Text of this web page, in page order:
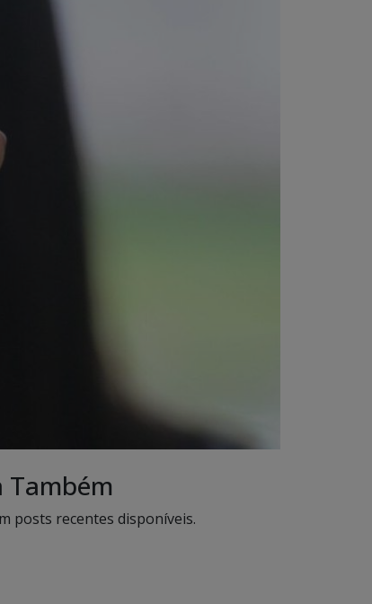
Também
posts recentes disponíveis.